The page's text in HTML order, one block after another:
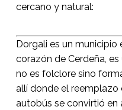
cercano y natural:
Dorgali es un
corazón de Cerdeña,
no es folclore sino
allí donde el reemplazo
autobús se convirtió en